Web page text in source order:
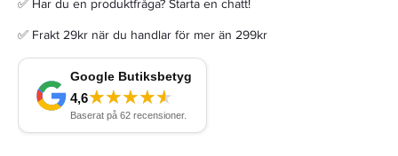
✅ Har du en produktfråga? Starta en chatt!
✅ Frakt 29kr när du handlar för mer än 299kr